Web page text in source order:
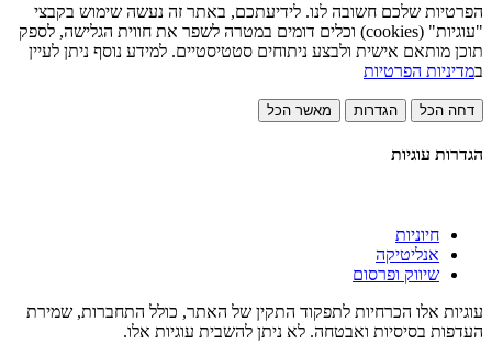
הפרטיות שלכם חשובה לנו. לידיעתכם, באתר זה נעשה שימוש בקבצי
"עוגיות" (cookies) וכלים דומים במטרה לשפר את חווית הגלישה, לספק
תוכן מותאם אישית ולבצע ניתוחים סטטיסטיים. למידע נוסף ניתן לעיין
במדיניות הפרטיות
דחה הכל הגדרות מאשר הכל
הגדרות עוגיות
חיוניות
אנליטיקה
שיווק ופרסום
עוגיות אלו הכרחיות לתפקוד התקין של האתר, כולל התחברות, שמירת
העדפות בסיסיות ואבטחה. לא ניתן להשבית עוגיות אלו.